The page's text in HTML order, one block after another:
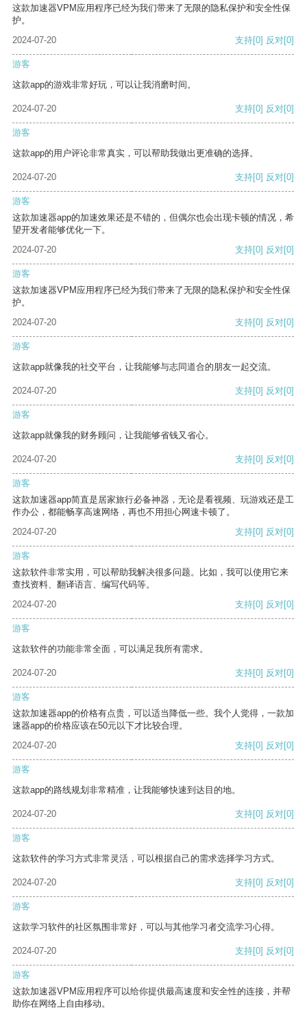
这款加速器VPM应用程序已经为我们带来了无限的隐私保护和安全性保
护。
2024-07-20
支持[0] 反对[0]
游客
这款app的游戏非常好玩，可以让我消磨时间。
2024-07-20 支持[0] 反对[0]
游客
这款app的用户评论非常真实，可以帮助我做出更准确的选择。
2024-07-20 支持[0] 反对[0]
游客
这款加速器app的加速效果还是不错的，但偶尔也会出现卡顿的情况，希
望开发者能够优化一下。
2024-07-20
支持[0] 反对[0]
游客
这款加速器VPM应用程序已经为我们带来了无限的隐私保护和安全性保
护。
2024-07-20
支持[0] 反对[0]
游客
这款app就像我的社交平台，让我能够与志同道合的朋友一起交流。
2024-07-20 支持[0] 反对[0]
游客
这款app就像我的财务顾问，让我能够省钱又省心。
2024-07-20 支持[0] 反对[0]
游客
这款加速器app简直是居家旅行必备神器，无论是看视频、玩游戏还是工
作办公，都能畅享高速网络，再也不用担心网速卡顿了。
2024-07-20
支持[0] 反对[0]
游客
这款软件非常实用，可以帮助我解决很多问题。比如，我可以使用它来
查找资料、翻译语言、编写代码等。
2024-07-20
支持[0] 反对[0]
游客
这款软件的功能非常全面，可以满足我所有需求。
2024-07-20 支持[0] 反对[0]
游客
这款加速器app的价格有点贵，可以适当降低一些。我个人觉得，一款加
速器app的价格应该在50元以下才比较合理。
2024-07-20
支持[0] 反对[0]
游客
这款app的路线规划非常精准，让我能够快速到达目的地。
2024-07-20 支持[0] 反对[0]
游客
这款软件的学习方式非常灵活，可以根据自己的需求选择学习方式。
2024-07-20 支持[0] 反对[0]
游客
这款学习软件的社区氛围非常好，可以与其他学习者交流学习心得。
2024-07-20 支持[0] 反对[0]
游客
这款加速器VPM应用程序可以给你提供最高速度和安全性的连接，并帮
助你在网络上自由移动。